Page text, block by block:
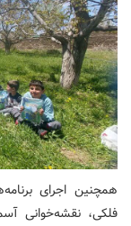
همچنین اجرای
فلکی، نقشه‌خوانی